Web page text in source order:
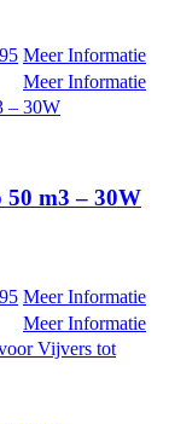
Meer Informatie
Meer Informatie
50 m3 – 30W
Meer Informatie
Meer Informatie